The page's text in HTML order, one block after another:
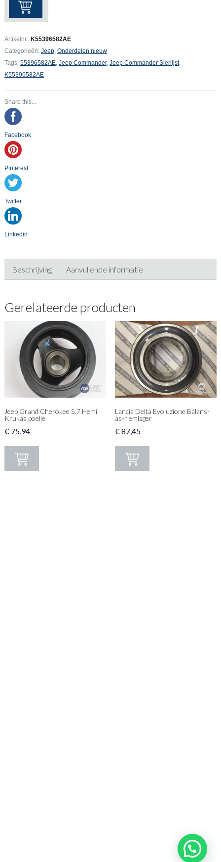
Commander
Windshield
Molding,
Right
aantal
Artikelnr.: K55396582AE
Categorieën: Jeep, Onderdelen nieuw
Tags: 55396582AE, Jeep Commander, Jeep Commander Sierlijst,
K55396582AE
Share this...
Facebook
Pinterest
Twitter
Linkedin
Beschrijving Aanvullende informatie
Gerelateerde producten
Jeep Grand Cherokee 5.7 Hemi
Krukas poelie
€75,94
Lancia Delta Evoluzione Balans-
as-riemlager
€87,45